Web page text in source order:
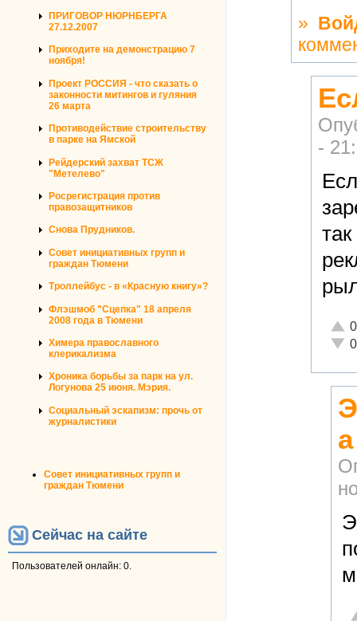
ПРИГОВОР НЮРНБЕРГА
27.12.2007
Приходите на демонстрацию 7
ноября!
Проект РОССИЯ - что сказать о
законности митингов и гуляния
26 марта
Противодействие строительству
в парке на Ямской
Рейдерский захват ТСЖ
"Метелево"
Росрегистрация против
правозащитников
Снова Прудников.
Совет инициативных групп и
граждан Тюмени
Троллейбус - в «Красную книгу»?
Флэшмоб "Сцепка" 18 апреля
2008 года в Тюмени
Химера православного
клерикализма
Хроника борьбы за парк на ул.
Логунова 25 июня. Мэрия.
Социальный эскапизм: прочь от
журналистики
Совет инициативных групп и
граждан Тюмени
Сейчас на сайте
Пользователей онлайн: 0.
»
-
0
0
а